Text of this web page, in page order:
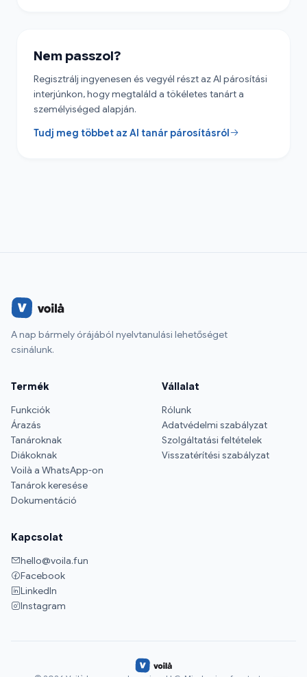
Nem passzol?
Regisztrálj ingyenesen és vegyél részt az AI párosítási
interjúnkon, hogy megtaláld a tökéletes tanárt a
személyiséged alapján.
Tudj meg többet az AI tanár párosításról
A nap bármely órájából nyelvtanulási lehetőséget
csinálunk.
Termék
Funkciók
Árazás
Tanároknak
Diákoknak
Voilà a WhatsApp-on
Tanárok keresése
Dokumentáció
Vállalat
Rólunk
Adatvédelmi szabályzat
Szolgáltatási feltételek
Visszatérítési szabályzat
Kapcsolat
hello@voila.fun
Facebook
LinkedIn
Instagram